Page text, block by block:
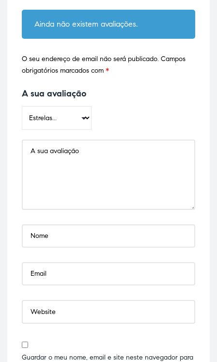
Ainda não existem avaliações.
O seu endereço de email não será publicado. Campos
obrigatórios marcados com *
A sua avaliação
Guardar o meu nome, email e site neste navegador para